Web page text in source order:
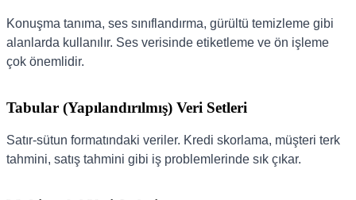
Konuşma tanıma, ses sınıflandırma, gürültü temizleme gibi
alanlarda kullanılır. Ses verisinde etiketleme ve ön işleme
çok önemlidir.
Tabular (Yapılandırılmış) Veri Setleri
Satır-sütun formatındaki veriler. Kredi skorlama, müşteri terk
tahmini, satış tahmini gibi iş problemlerinde sık çıkar.